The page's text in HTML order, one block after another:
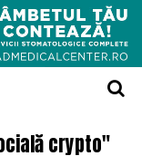
crypto"